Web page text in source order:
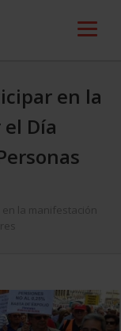
en la
Día
en la manifestación